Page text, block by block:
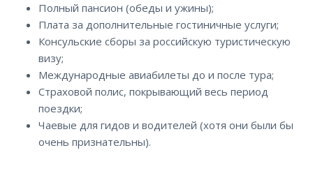
Полный пансион (обеды и ужины);
Плата за дополнительные гостиничные услуги;
Консульские сборы за российскую туристическую
визу;
Международные авиабилеты до и после тура;
Страховой полис, покрывающий весь период
поездки;
Чаевые для гидов и водителей (хотя они были бы
очень признательны).